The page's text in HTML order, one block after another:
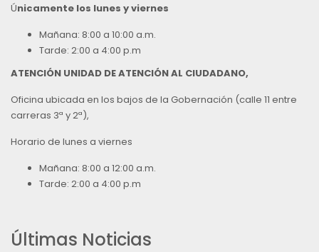
Únicamente los lunes y viernes
Mañana: 8:00 a 10:00 a.m.
Tarde: 2:00 a 4:00 p.m
ATENCIÓN UNIDAD DE ATENCIÓN AL CIUDADANO,
Oficina ubicada en los bajos de la Gobernación (calle 11 entre
carreras 3ª y 2ª),
Horario de lunes a viernes
Mañana: 8:00 a 12:00 a.m.
Tarde: 2:00 a 4:00 p.m
Últimas Noticias